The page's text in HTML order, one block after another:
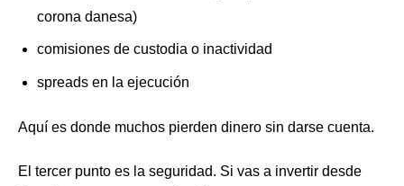
corona danesa)
comisiones de custodia o inactividad
spreads en la ejecución
Aquí es donde muchos pierden dinero sin darse cuenta.
El tercer punto es la seguridad. Si vas a invertir desde